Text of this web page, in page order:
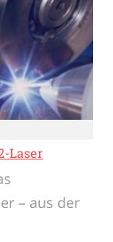
Laser
– aus der